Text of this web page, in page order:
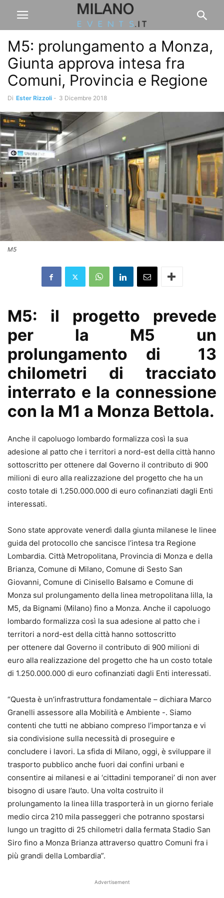
M5: prolungamento a Monza,
Giunta approva intesa fra
Comuni, Provincia e Regione
Di Ester Rizzoli - 3 Dicembre 2018
M5
M5: il progetto prevede
per la M5 un
prolungamento di 13
chilometri di tracciato
interrato e la connessione
con la M1 a Monza Bettola.
Anche il capoluogo lombardo formalizza così la sua
adesione al patto che i territori a nord-est della città hanno
sottoscritto per ottenere dal Governo il contributo di 900
milioni di euro alla realizzazione del progetto che ha un
costo totale di 1.250.000.000 di euro cofinanziati dagli Enti
interessati.
Sono state approvate venerdì dalla giunta milanese le linee
guida del protocollo che sancisce l’intesa tra Regione
Lombardia. Città Metropolitana, Provincia di Monza e della
Brianza, Comune di Milano, Comune di Sesto San
Giovanni, Comune di Cinisello Balsamo e Comune di
Monza sul prolungamento della linea metropolitana lilla, la
M5, da Bignami (Milano) fino a Monza. Anche il capoluogo
lombardo formalizza così la sua adesione al patto che i
territori a nord-est della città hanno sottoscritto
per ottenere dal Governo il contributo di 900 milioni di
euro alla realizzazione del progetto che ha un costo totale
di 1.250.000.000 di euro cofinanziati dagli Enti interessati.
“Questa è un’infrastruttura fondamentale – dichiara Marco
Granelli assessore alla Mobilità e Ambiente -. Siamo
contenti che tutti ne abbiano compreso l’importanza e vi
sia condivisione sulla necessità di proseguire e
concludere i lavori. La sfida di Milano, oggi, è sviluppare il
trasporto pubblico anche fuori dai confini urbani e
consentire ai milanesi e ai ‘cittadini temporanei’ di non aver
bisogno di usare l’auto. Una volta costruito il
prolungamento la linea lilla trasporterà in un giorno feriale
medio circa 210 mila passeggeri che potranno spostarsi
lungo un tragitto di 25 chilometri dalla fermata Stadio San
Siro fino a Monza Brianza attraverso quattro Comuni fra i
più grandi della Lombardia”.
Advertisement